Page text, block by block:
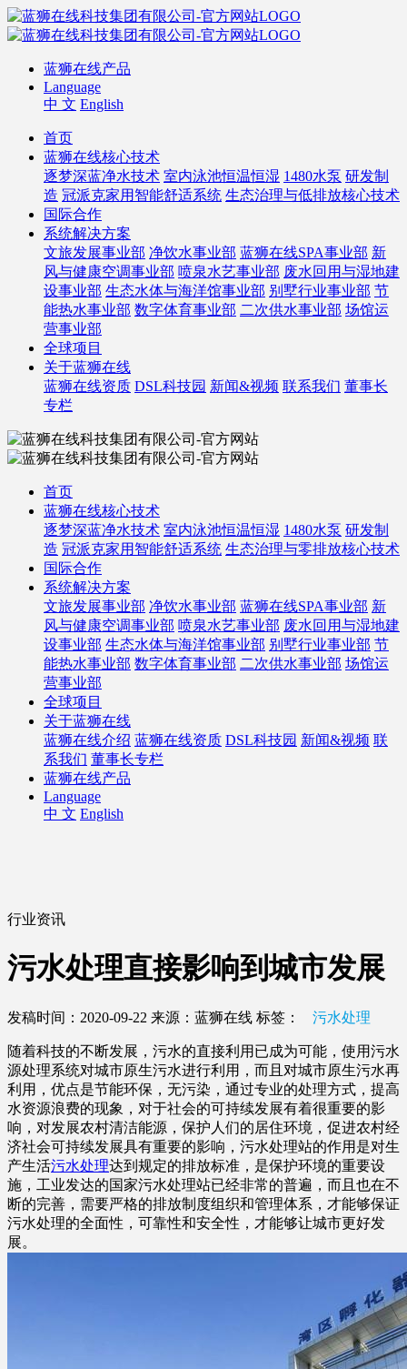
蓝狮在线产品
Language
中 文 English
首页
蓝狮在线核心技术
逐梦深蓝净水技术 室内泳池恒温恒湿 1480水泵 研发制
造 冠派克家用智能舒适系统 生态治理与低排放核心技术
国际合作
系统解决方案
文旅发展事业部 净饮水事业部 蓝狮在线SPA事业部 新
风与健康空调事业部 喷泉水艺事业部 废水回用与湿地建
设事业部 生态水体与海洋馆事业部 别墅行业事业部 节
能热水事业部 数字体育事业部 二次供水事业部 场馆运
营事业部
全球项目
关于蓝狮在线
蓝狮在线资质 DSL科技园 新闻&视频 联系我们 董事长
专栏
首页
蓝狮在线核心技术
逐梦深蓝净水技术 室内泳池恒温恒湿 1480水泵 研发制
造 冠派克家用智能舒适系统 生态治理与零排放核心技术
国际合作
系统解决方案
文旅发展事业部 净饮水事业部 蓝狮在线SPA事业部 新
风与健康空调事业部 喷泉水艺事业部 废水回用与湿地建
设事业部 生态水体与海洋馆事业部 别墅行业事业部 节
能热水事业部 数字体育事业部 二次供水事业部 场馆运
营事业部
全球项目
关于蓝狮在线
蓝狮在线介绍 蓝狮在线资质 DSL科技园 新闻&视频 联
系我们 董事长专栏
蓝狮在线产品
Language
中 文 English
行业资讯
污水处理直接影响到城市发展
发稿时间：2020-09-22 来源：蓝狮在线 标签： 污水处理
随着科技的不断发展，污水的直接利用已成为可能，使用污水
源处理系统对城市原生污水进行利用，而且对城市原生污水再
利用，优点是节能环保，无污染，通过专业的处理方式，提高
水资源浪费的现象，对于社会的可持续发展有着很重要的影
响，对发展农村清洁能源，保护人们的居住环境，促进农村经
济社会可持续发展具有重要的影响，污水处理站的作用是对生
产生活污水处理达到规定的排放标准，是保护环境的重要设
施，工业发达的国家污水处理站已经非常的普遍，而且也在不
断的完善，需要严格的排放制度组织和管理体系，才能够保证
污水处理的全面性，可靠性和安全性，才能够让城市更好发
展。